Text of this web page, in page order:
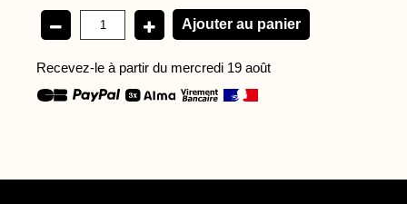
Recevez-le à partir du mercredi 19 août